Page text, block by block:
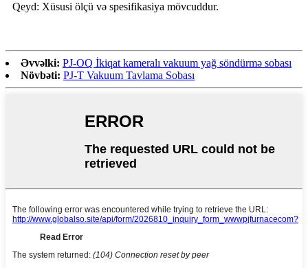
Qeyd: Xüsusi ölçü və spesifikasiya mövcuddur.
Əvvəlki: PJ-OQ İkiqat kameralı vakuum yağ söndürmə sobası
Növbəti: PJ-T Vakuum Tavlama Sobası